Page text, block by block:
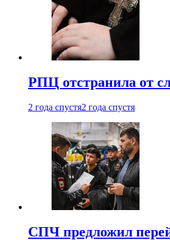
РПЦ отстранила от
2 года спустя2 года спустя
СПЧ предложил